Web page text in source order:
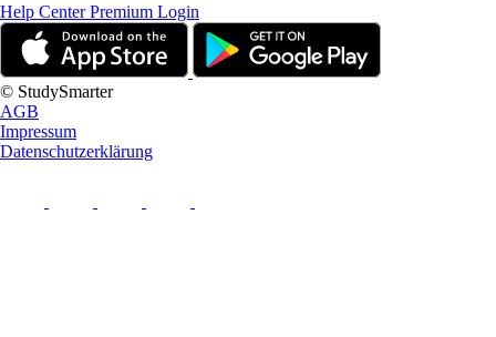
Help CenterPremium Login
© StudySmarter
AGB
Impressum
Datenschutzerklärung